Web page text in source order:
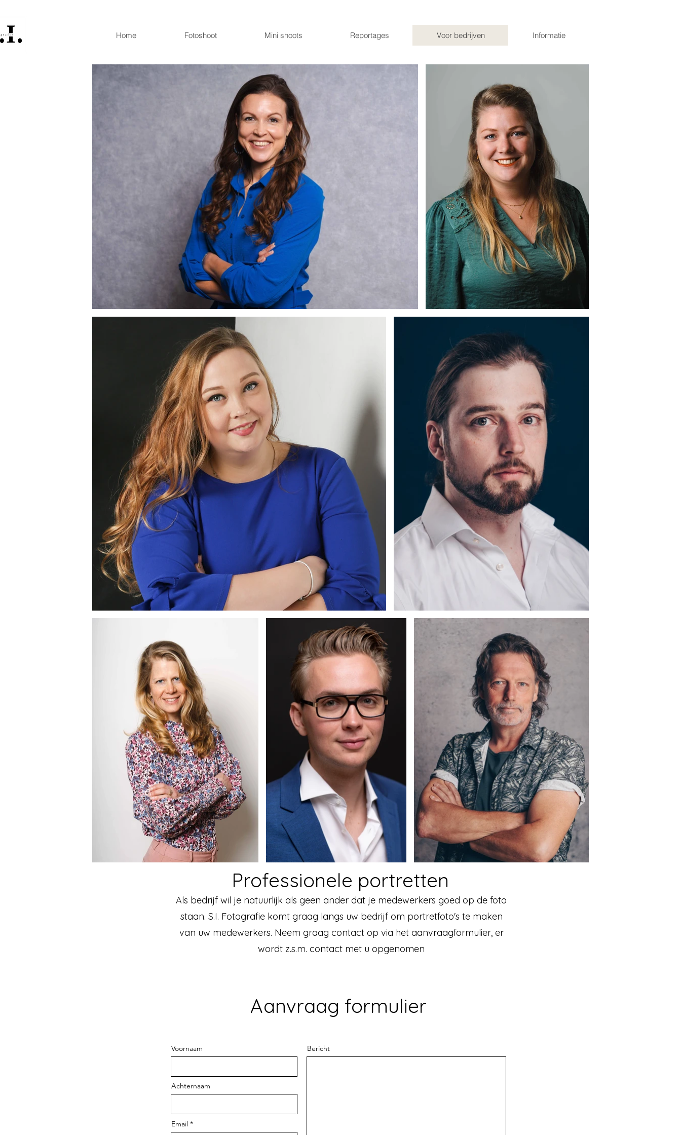
Home Fotoshoot Mini shoots Reportages Voor bedrijven Informatie
Professionele portretten
Als bedrijf wil je natuurlijk als geen ander dat je medewerkers goed op de foto
staan. S.I. Fotografie komt graag langs uw bedrijf om portretfoto's te maken
van uw medewerkers. Neem graag contact op via het aanvraagformulier, er
wordt z.s.m. contact met u opgenomen
Aanvraag formulier
Voornaam
Achternaam
Email
Bericht